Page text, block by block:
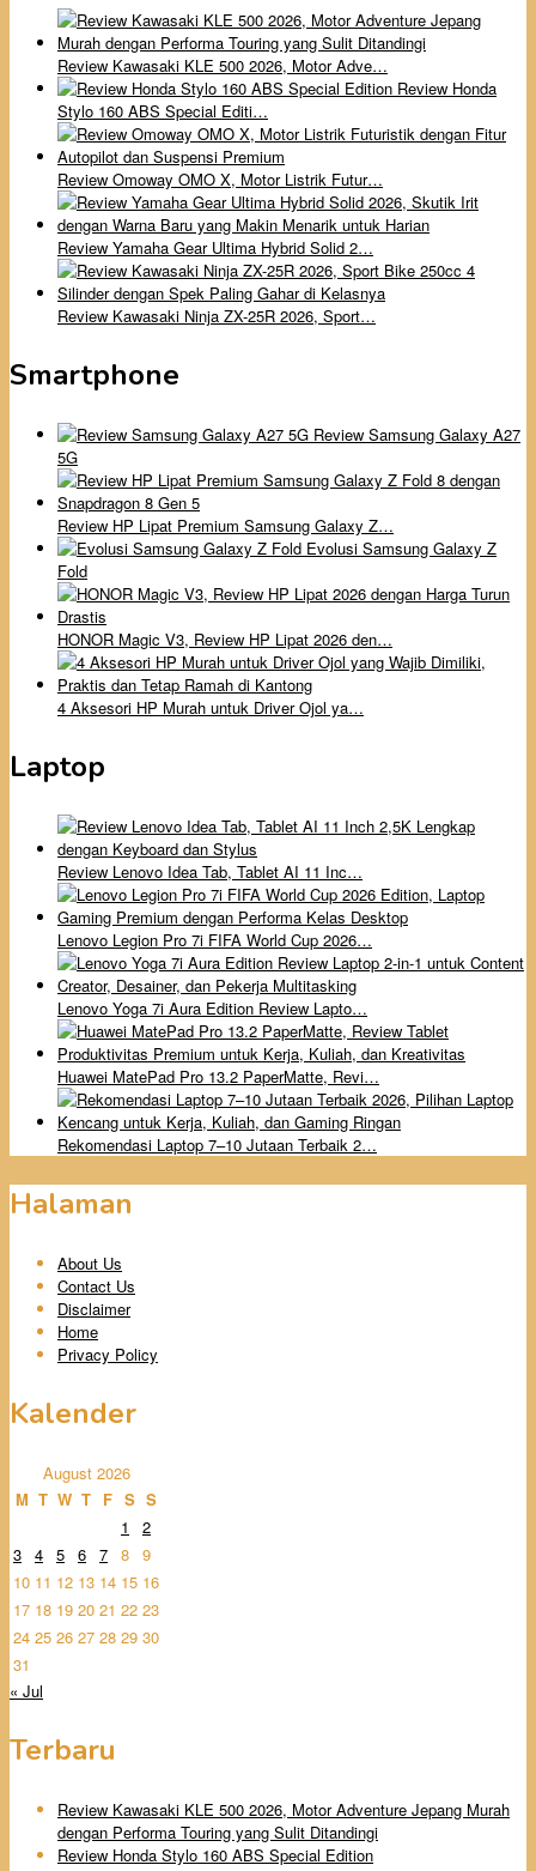
Review Kawasaki KLE 500 2026, Motor Adve…
Review Honda
Stylo 160 ABS Special Editi…
Review Omoway OMO X, Motor Listrik Futur…
Review Yamaha Gear Ultima Hybrid Solid 2…
Review Kawasaki Ninja ZX-25R 2026, Sport…
Smartphone
Review Samsung Galaxy A27
5G
Review HP Lipat Premium Samsung Galaxy Z…
Evolusi Samsung Galaxy Z
Fold
HONOR Magic V3, Review HP Lipat 2026 den…
4 Aksesori HP Murah untuk Driver Ojol ya…
Laptop
Review Lenovo Idea Tab, Tablet AI 11 Inc…
Lenovo Legion Pro 7i FIFA World Cup 2026…
Lenovo Yoga 7i Aura Edition Review Lapto…
Huawei MatePad Pro 13.2 PaperMatte, Revi…
Rekomendasi Laptop 7–10 Jutaan Terbaik 2…
Halaman
About Us
Contact Us
Disclaimer
Home
Privacy Policy
Kalender
August 2026
M T W T F S S
1
2
3 4 5 6 7 8 9
10 11 12 13 14 15 16
17 18 19 20 21 22 23
24 25 26 27 28 29 30
31
« Jul
Terbaru
Review Kawasaki KLE 500 2026, Motor Adventure Jepang Murah
dengan Performa Touring yang Sulit Ditandingi
Review Honda Stylo 160 ABS Special Edition